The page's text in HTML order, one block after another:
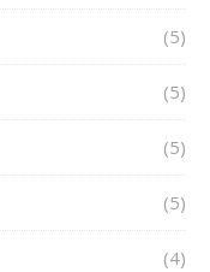
(5)
(5)
(5)
(5)
(4)